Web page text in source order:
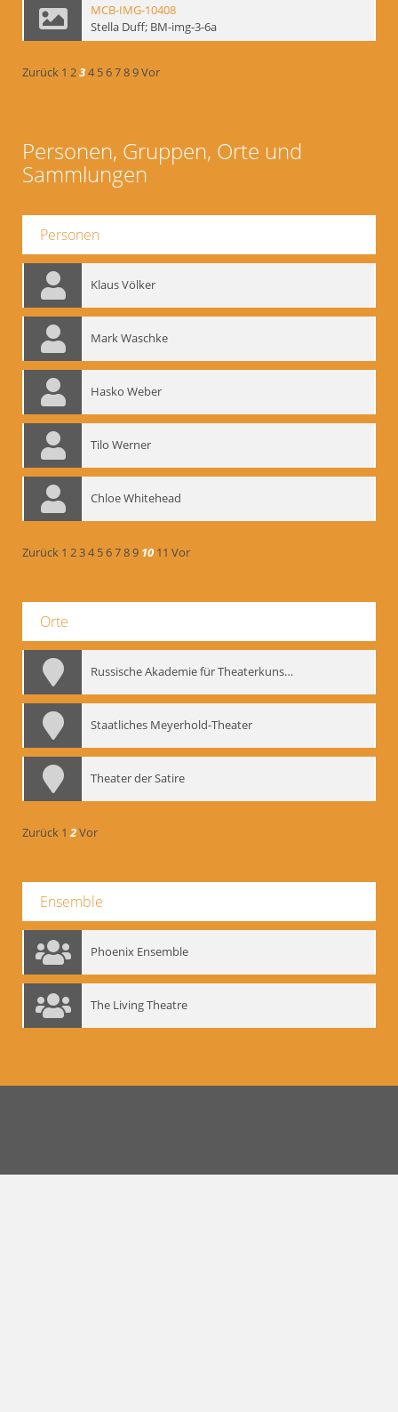
MCB-IMG-10408
Stella Duff; BM-img-3-6a
Zurück 1 234 56789Vor
Personen, Gruppen, Orte und
Sammlungen
Personen
Klaus Völker
Mark Waschke
Hasko Weber
Tilo Werner
Chloe Whitehead
Zurück 1 234 56789 10 11 Vor
Orte
Russische Akademie für Theaterkunst – GITIS
Staatliches Meyerhold-Theater
Theater der Satire
Zurück 1 2Vor
Ensemble
Phoenix Ensemble
The Living Theatre